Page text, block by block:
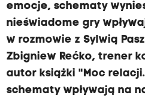
emocje, schematy
nieświadome gry
w rozmowie z Sylwią
Zbigniew Rećko, trener
autor książki "Moc
schematy wpływają na